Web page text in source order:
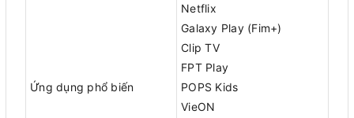
Ứng dụng phổ biến
Netflix
Galaxy Play (Fim+)
Clip TV
FPT Play
POPS Kids
VieON